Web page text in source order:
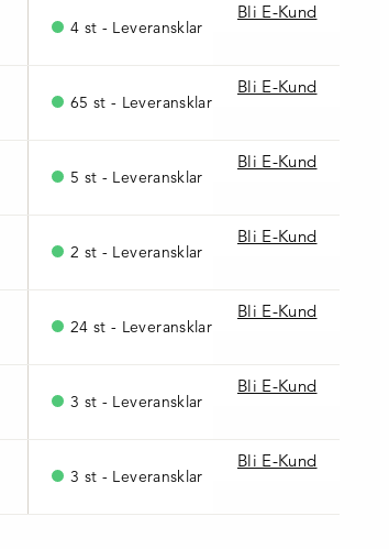
0,234 st - Leveransklar
Bli E-Kund
0,2365 st - Leveransklar
Bli E-Kund
0,365 st - Leveransklar
Bli E-Kund
0,702 st - Leveransklar
Bli E-Kund
0,9024 st - Leveransklar
Bli E-Kund
1,203 st - Leveransklar
Bli E-Kund
1,903 st - Leveransklar
Bli E-Kund